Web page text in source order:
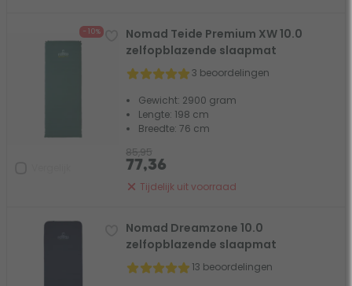
- 10%
Nomad Teide Premium XW 10.0
zelfopblazende slaapmat
3 beoordelingen
Gewicht: 2900 gram
Lengte: 198 cm
Breedte: 76 cm
Tijdelijk uit voorraad
85,95
77,36
Nomad Dreamzone 10.0
zelfopblazende slaapmat
13 beoordelingen